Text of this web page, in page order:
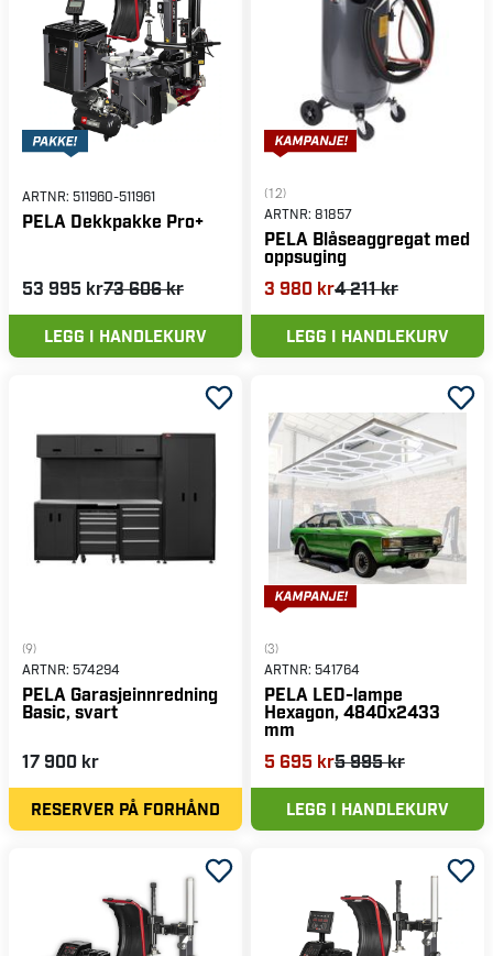
ARTNR: 511960-511961
PELA Dekkpakke Pro+
53 995 kr73 606 kr
LEGG I HANDLEKURV
(12)
ARTNR: 81857
PELA Blåseaggregat med
oppsuging
3 980 kr4 211 kr
LEGG I HANDLEKURV
(9)
ARTNR: 574294
PELA Garasjeinnredning
Basic, svart
17 900 kr
RESERVER PÅ FORHÅND
(3)
ARTNR: 541764
PELA LED-lampe
Hexagon, 4840x2433
mm
5 695 kr5 995 kr
LEGG I HANDLEKURV